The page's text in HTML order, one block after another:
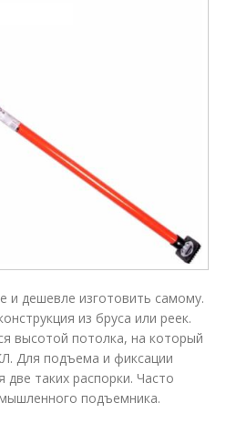
и дешевле изготовить самому.
из бруса или реек.
высотой потолка, на который
Для подъема и фиксации
две таких распорки. Часто
подъемника.